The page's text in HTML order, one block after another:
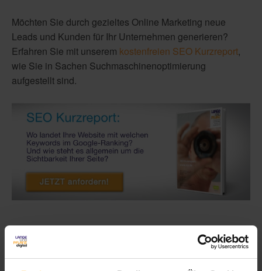
Möchten Sie durch gezieltes Online Marketing neue
Leads und Kunden für Ihr Unternehmen generieren?
Erfahren Sie mit unserem kostenfreien SEO Kurzreport,
wie Sie in Sachen Suchmaschinenoptimierung
aufgestellt sind.